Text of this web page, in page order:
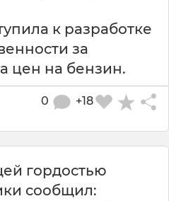
к разработке
за
цен на бензин.
+18
0
гордостью
сообщил: